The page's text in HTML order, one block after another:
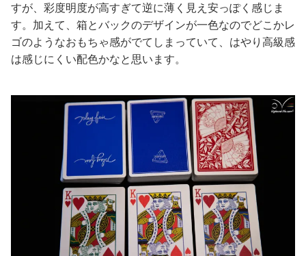
すが、彩度明度が高すぎて逆に薄く見え安っぽく感じま
す。加えて、箱とバックのデザインが一色なのでどこかレ
ゴのようなおもちゃ感がでてしまっていて、はやり高級感
は感じにくい配色かなと思います。